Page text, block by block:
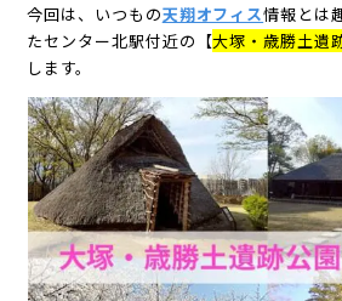
今回は、いつもの天翔オフィス情報とは
たセンター北駅付近の【大塚・歳勝土遺
します。